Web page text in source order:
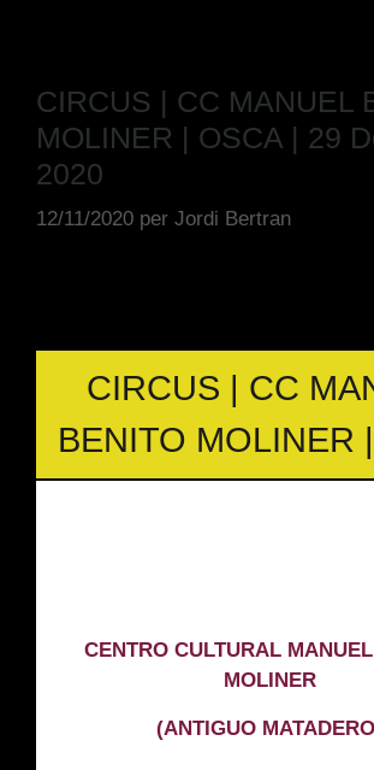
CIRCUS | CC MANUEL
MOLINER | OSCA | 29
2020
12/11/2020 per Jordi Bertran
CIRCUS | CC
BENITO MOLINER
CENTRO CULTURAL
MOLINER
(ANTIGUO